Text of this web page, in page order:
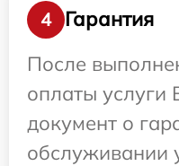
4
Гарантия
После
оплаты услуги
документ о
обслуживании